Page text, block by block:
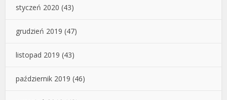
styczeń 2020 (43)
grudzień 2019 (47)
listopad 2019 (43)
październik 2019 (46)